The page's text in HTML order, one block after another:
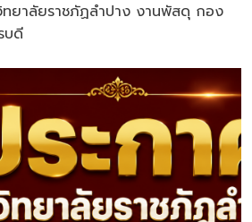
ยาลัยราชภัฏลำปาง งานพัสดุ กอง
บดี